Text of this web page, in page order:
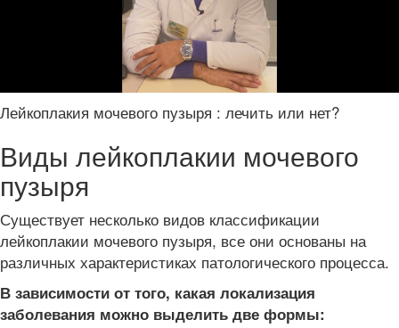
Лейкоплакия мочевого пузыря : лечить или нет?
Виды лейкоплакии мочевого
пузыря
Существует несколько видов классификации
лейкоплакии мочевого пузыря, все они основаны на
различных характеристиках патологического процесса.
В зависимости от того, какая локализация
заболевания можно выделить две формы: